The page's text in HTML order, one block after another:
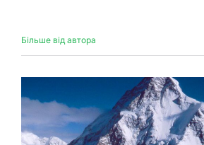
Більше від автора